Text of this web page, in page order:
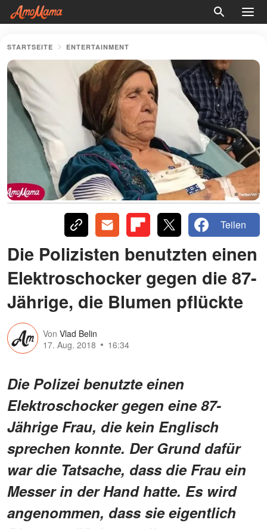
STARTSEITE ENTERTAINMENT
Teilen
Die Polizisten benutzten einen
Elektroschocker gegen die 87-
Jährige, die Blumen pflückte
Von Vlad Belin
17. Aug. 2018
16:34
Die Polizei benutzte einen
Elektroschocker gegen eine 87-
Jährige Frau, die kein Englisch
sprechen konnte. Der Grund dafür
war die Tatsache, dass die Frau ein
Messer in der Hand hatte. Es wird
angenommen, dass sie eigentlich